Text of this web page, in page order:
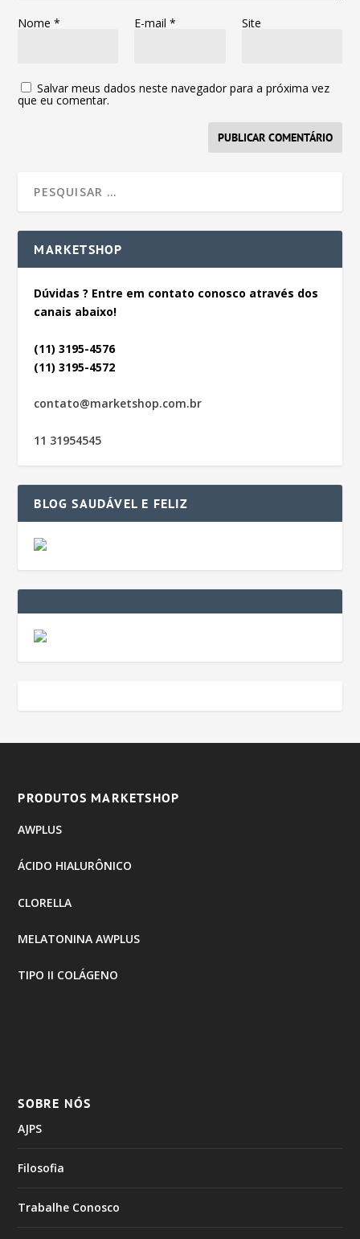
Nome* E-mail * Site
Salvar meus dados neste navegador para a próxima vez
que eu comentar.
MARKETSHOP
Dúvidas ? Entre em contato conosco através dos
canais abaixo!
(11) 3195-4576
(11) 3195-4572
contato@marketshop.com.br
11 31954545
BLOG SAUDÁVEL E FELIZ
PRODUTOS MARKETSHOP
AWPLUS
ÁCIDO HIALURÔNICO
CLORELLA
MELATONINA AWPLUS
TIPO II COLÁGENO
SOBRE NÓS
AJPS
Filosofia
Trabalhe Conosco